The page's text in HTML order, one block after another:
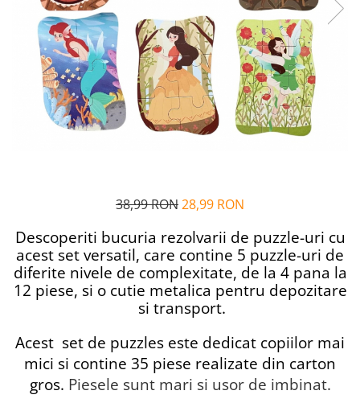
Alfabet si matematica
Jocuri de memorie si inteligenta
Seria Lectia de sanatate
Editura Litera
Editura Galaxia Copiilor
Colectia PIXI
Pisicile Războinice
Colectia Pia Papadia
38,99 RON28,99 RON
Descoperiti bucuria rezolvarii de puzzle-uri cu
acest set versatil, care contine 5 puzzle-uri de
diferite nivele de complexitate, de la 4 pana la
12 piese, si o cutie metalica pentru depozitare
si transport.
Acest set de puzzles este dedicat copiilor mai
mici si contine 35 piese realizate din carton
gros. Piesele sunt mari si usor de imbinat.